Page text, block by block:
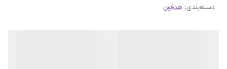
دسته‌بندی: هدفون